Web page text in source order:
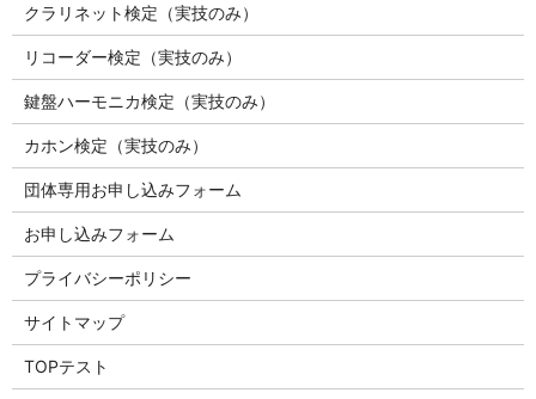
クラリネット検定（実技のみ）
リコーダー検定（実技のみ）
鍵盤ハーモニカ検定（実技のみ）
カホン検定（実技のみ）
団体専用お申し込みフォーム
お申し込みフォーム
プライバシーポリシー
サイトマップ
TOPテスト